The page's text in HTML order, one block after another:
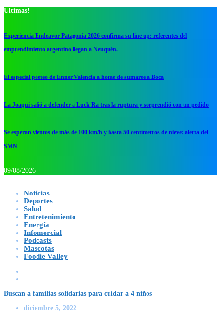
Ultimas!
Experiencia Endeavor Patagonia 2026 confirma su line up: referentes del
emprendimiento argentino llegan a Neuquén.
El especial posteo de Enner Valencia a horas de sumarse a Boca
La Joaqui salió a defender a Luck Ra tras la ruptura y sorprendió con un pedido
Se esperan vientos de más de 100 km/h y hasta 50 centímetros de nieve: alerta del
SMN
09/08/2026
Noticias
Deportes
Salud
Entretenimiento
Energía
Infomercial
Podcasts
Mascotas
Foodie Valley
Buscan a familias solidarias para cuidar a 4 niños
diciembre 5, 2022